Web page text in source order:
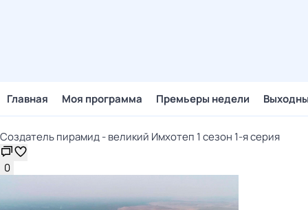
Главная Моя программа Премьеры недели
Создатель пирамид - великий Имхотеп 1 сезон 1-я серия
0